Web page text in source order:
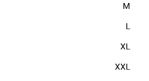
M
L
XL
XXL